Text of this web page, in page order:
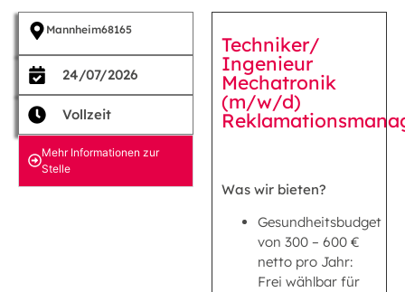
Mannheim68165
24/07/2026
Vollzeit
Mehr Informationen zur
Stelle
Techniker/
Ingenieur
Mechatronik
(m/w/d)
Was wir bieten?
Gesundheitsbudget
von 300 – 600 €
netto pro Jahr:
Frei wählbar für